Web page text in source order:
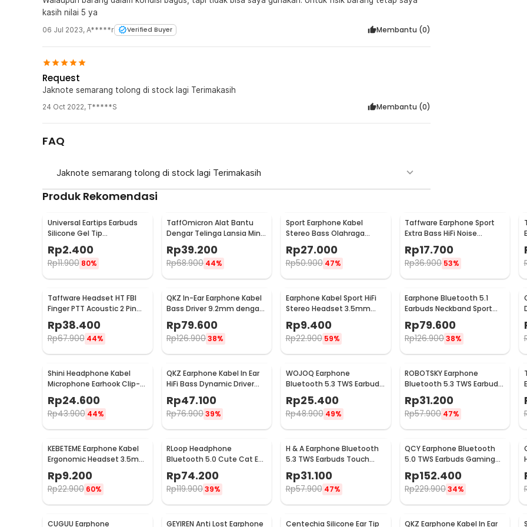
1 x KEBETEME Earphone Kabel In Ear Headset Ergonomic USB Type C with Mic - YS58
kasih nilai 5 ya
06 Jul 2023, A*****r Verified Buyer Membantu (0)
Request
Jaknote semarang tolong di stock lagi Terimakasih
24 Oct 2022, T*****S Membantu (0)
FAQ
Jaknote semarang tolong di stock lagi Terimakasih
Produk Rekomendasi
Universal Eartips Earbuds
Silicone Gel Tip
Replacement 3 Size 3 Pair
Rp2.400
Rp11.900 80%
TaffOmicron Alat Bantu
Dengar Telinga Lansia Mini
In-Ear 110dB - K-80
Rp39.200
Rp68.900 44%
Sport Earphone Kabel
Stereo Bass Olahraga
Waterproof 3.5mm with
Mic - X6
Rp27.000
Rp50.900 47%
Taffware Earphone Sport
Extra Bass HiFi Noise
Reduction Mic 3.5mm - SF-
878
Rp17.700
Rp36.900 53%
Taffware Headset HT FBI
Finger PTT Acoustic 2 Pin
UV-5R UV-B5 UV-B6
Rp38.400
Rp67.900 44%
QKZ In-Ear Earphone Kabel
Bass Driver 9.2mm dengan
Mic - QKZ-DM9
Rp79.600
Rp126.90038%
Earphone Kabel Sport HiFi
Stereo Headset 3.5mm
Plug with Mic - HS330
Rp9.400
Rp22.900 59%
Earphone Bluetooth 5.1
Earbuds Neckband Sport
Magnetic Ergonomic -
BT313
Rp79.600
Rp126.90038%
Shini Headphone Kabel
Microphone Earhook Clip-
on Sporty Jack 3.5mm -
SN360
Rp24.600
Rp43.900 44%
QKZ Earphone Kabel In Ear
HiFi Bass Dynamic Driver
3.5mm Plug with Mic -
QKZ-AK6
Rp47.100
Rp76.90039%
WOJOQ Earphone
Bluetooth 5.3 TWS Earbuds
HiFi Sound Noise Reduction
- i12
Rp25.400
Rp48.900 49%
ROBOTSKY Earphone
Bluetooth 5.3 TWS Earbuds
HiFi Sound Waterproof -
A6S
Rp31.200
Rp57.900 47%
KEBETEME Earphone Kabel
Ergonomic Headset 3.5mm
Plug with Mic - KIK58
Rp9.200
Rp22.900 60%
RLoop Headphone
Bluetooth 5.0 Cute Cat Ear
LED RGB TF Port 400mAh -
LX-B39A
Rp74.200
Rp119.90039%
H & A Earphone Bluetooth
5.3 TWS Earbuds Touch
Control Waterproof - F9-5
Rp31.100
Rp57.900 47%
QCY Earphone Bluetooth
5.0 TWS Earbuds Gaming
HD Stereo Low Latency -
QCY-T5
Rp152.400
Rp229.90034%
CUGUU Earphone
GEYIREN Anti Lost Earphone
Centechia Silicone Ear Tip
QKZ Earphone Kabel In Ear